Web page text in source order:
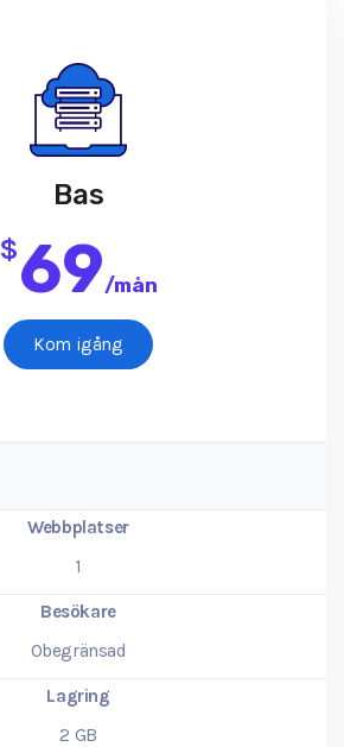
Bas
$69/mån
Kom igång
Webbplatser
1
Besökare
Obegränsad
Lagring
2 GB